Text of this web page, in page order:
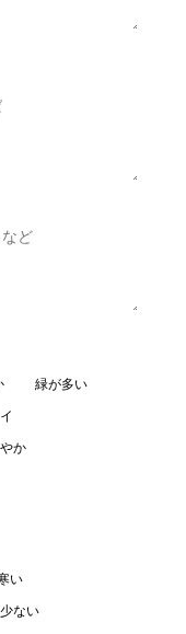
緑が多い
か
い
ない